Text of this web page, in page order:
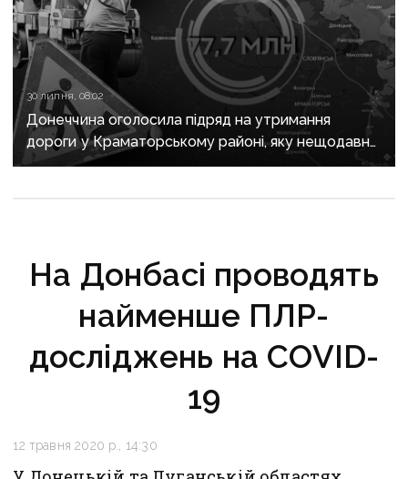
30 липня, 08:02
Донеччина оголосила підряд на утримання
дороги у Краматорському районі, яку нещодавно
вже ремонтували
На Донбасі проводять
найменше ПЛР-
досліджень на COVID-
19
12 травня 2020 р., 14:30